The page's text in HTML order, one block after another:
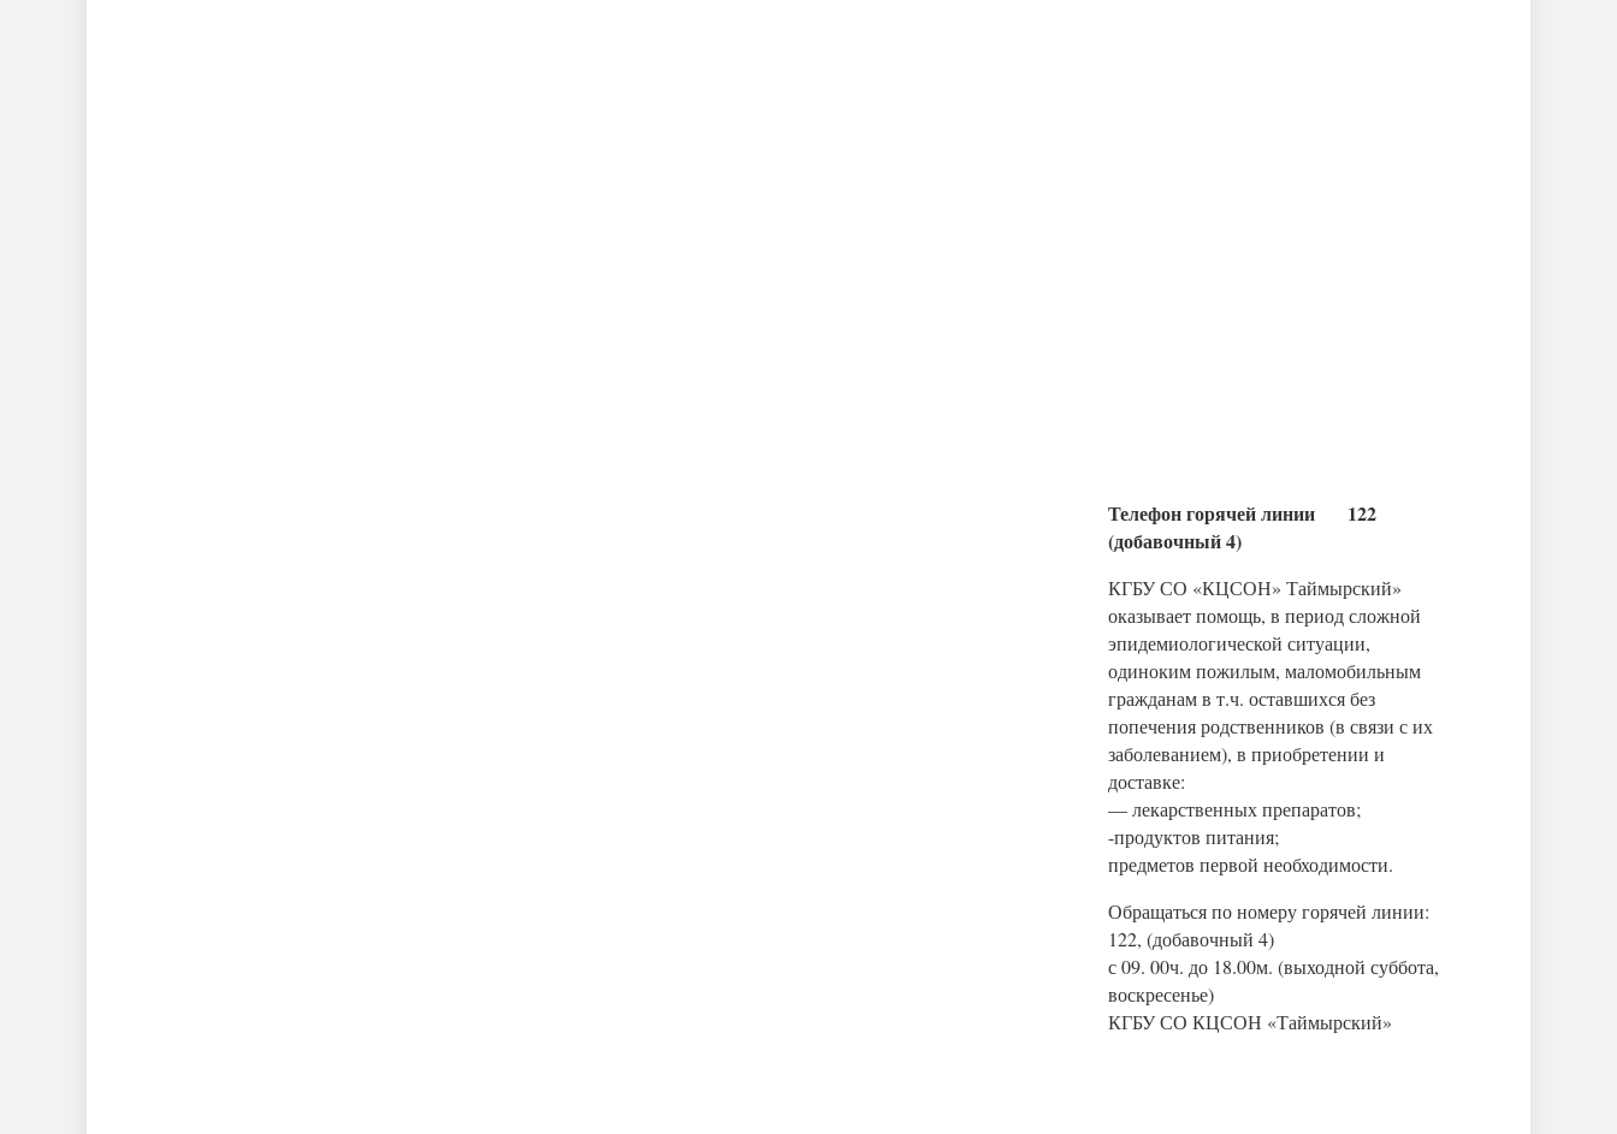
Телефон горячей линии 122
(добавочный 4)
КГБУ СО «КЦСОН» Таймырский»
оказывает помощь, в период сложной
эпидемиологической ситуации,
одиноким пожилым, маломобильным
гражданам в т.ч. оставшихся без
попечения родственников (в связи с их
заболеванием), в приобретении и
доставке:
— лекарственных препаратов;
-продуктов питания;
предметов первой необходимости.
Обращаться по номеру горячей линии:
122, (добавочный 4)
с 09. 00ч. до 18.00м. (выходной суббота,
воскресенье)
КГБУ СО КЦСОН «Таймырский»